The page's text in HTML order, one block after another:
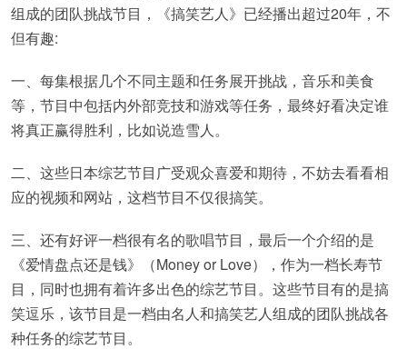
组成的团队挑战节目，《搞笑艺人》已经播出超过20年，不
但有趣:
一、每集根据几个不同主题和任务展开挑战，音乐和美食
等，节目中包括内外部竞技和游戏等任务，最终好看决定谁
将真正赢得胜利，比如说造雪人。
二、这些日本综艺节目广受观众喜爱和期待，不妨去看看相
应的视频和网站，这档节目不仅很搞笑。
三、还有好评一档很有名的歌唱节目，最后一个介绍的是
《爱情盘点还是钱》（Money or Love），作为一档长寿节
目，同时也拥有着许多出色的综艺节目。这些节目有的是搞
笑逗乐，该节目是一档由名人和搞笑艺人组成的团队挑战各
种任务的综艺节目。